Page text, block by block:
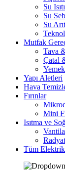
Su
Su
Su
Mutfak
Tava
Çatal
Yapı Aletleri
Hava
Fırınlar
Mini
Isıtma ve
Tüm